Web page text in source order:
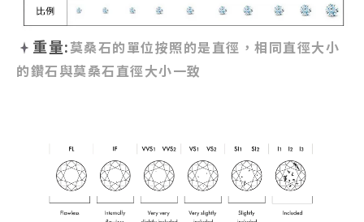
重量:莫桑石的單位按照的是直徑，相同直徑大小
的鑽石與莫桑石直徑大小一致